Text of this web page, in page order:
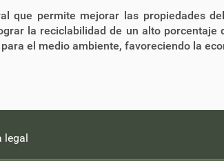
que permite mejorar las propiedades
la reciclabilidad de un alto porcentaje
el medio ambiente, favoreciendo la
legal